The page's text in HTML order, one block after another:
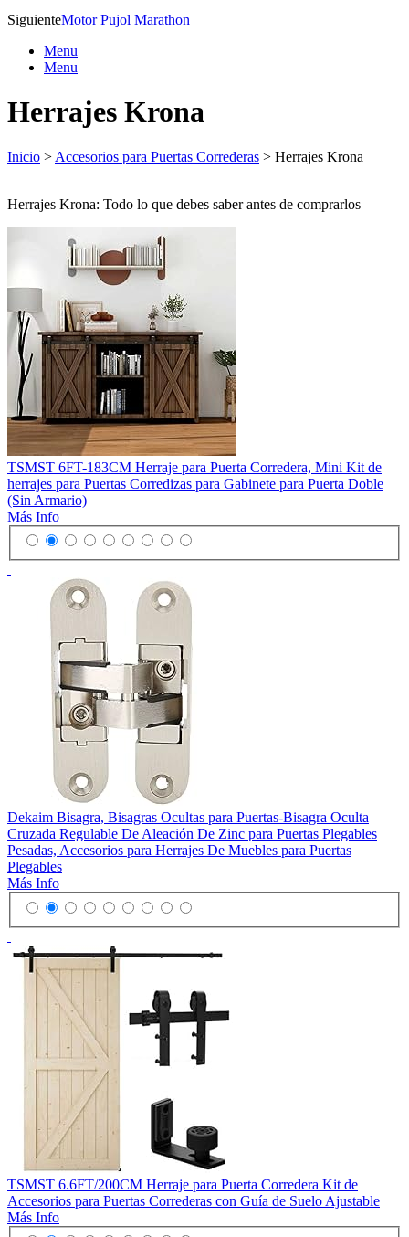
SiguienteMotor Pujol Marathon
Menu
Menu
Herrajes Krona
Inicio > Accesorios para Puertas Correderas > Herrajes Krona
Herrajes Krona: Todo lo que debes saber antes de comprarlos
TSMST 6FT-183CM Herraje para Puerta Corredera, Mini Kit de
herrajes para Puertas Corredizas para Gabinete para Puerta Doble
(Sin Armario)
Más Info
Dekaim Bisagra, Bisagras Ocultas para Puertas-Bisagra Oculta
Cruzada Regulable De Aleación De Zinc para Puertas Plegables
Pesadas, Accesorios para Herrajes De Muebles para Puertas
Plegables
Más Info
TSMST 6.6FT/200CM Herraje para Puerta Corredera Kit de
Accesorios para Puertas Correderas con Guía de Suelo Ajustable
Más Info